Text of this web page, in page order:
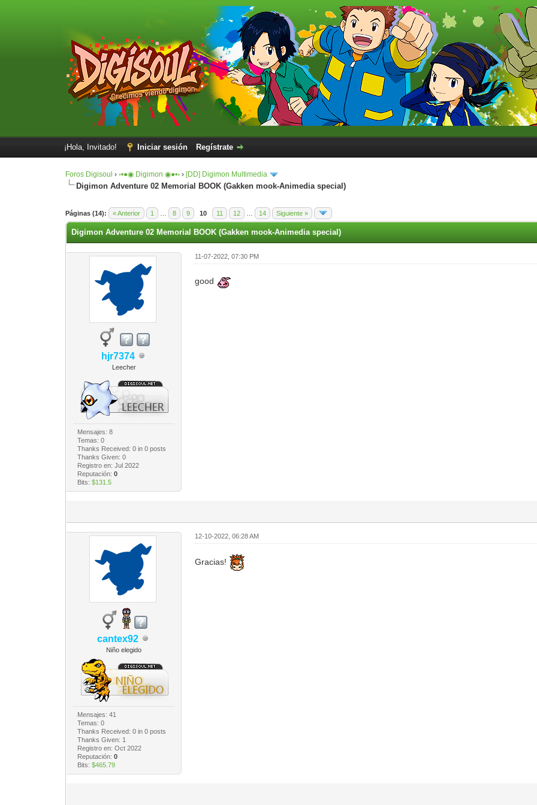
¡Hola, Invitado! Iniciar sesión Regístrate
Foros Digisoul ›◦•●◉ Digimon ◉●•◦ › [DD] Digimon Multimedia
Digimon Adventure 02 Memorial BOOK (Gakken mook-Animedia special)
Páginas (14): « Anterior 1 8 9 10 11 12 14 Siguiente »
0 voto(s) - 0 Media
1
2
3
4
5
Digimon Adventure 02 Memorial BOOK (Gakken mook-Animedia special)
hjr7374
Leecher
Mensajes: 8
Temas: 0
Thanks Received: 0in 0 posts
Thanks Given: 0
Registro en: Jul 2022
Reputación: 0
Bits: $131.5
11-07-2022, 07:30 PM
good
cantex92
Niño elegido
Mensajes: 41
Temas: 0
Thanks Received: 0in 0 posts
Thanks Given: 1
Registro en: Oct 2022
Reputación: 0
Bits: $465.79
12-10-2022, 06:28 AM
Gracias!